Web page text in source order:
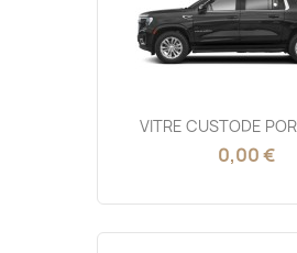
VITRE CUSTODE
0,00 €